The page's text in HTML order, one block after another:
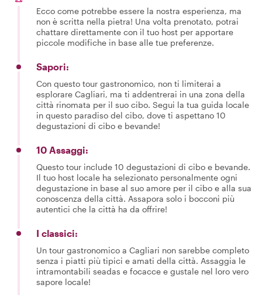
Ecco come potrebbe essere la nostra esperienza, ma
non è scritta nella pietra! Una volta prenotato, potrai
chattare direttamente con il tuo host per apportare
piccole modifiche in base alle tue preferenze.
Sapori:
Con questo tour gastronomico, non ti limiterai a
esplorare Cagliari, ma ti addentrerai in una zona della
città rinomata per il suo cibo. Segui la tua guida locale
in questo paradiso del cibo, dove ti aspettano 10
degustazioni di cibo e bevande!
10 Assaggi:
Questo tour include 10 degustazioni di cibo e bevande.
Il tuo host locale ha selezionato personalmente ogni
degustazione in base al suo amore per il cibo e alla sua
conoscenza della città. Assapora solo i bocconi più
autentici che la città ha da offrire!
I classici:
Un tour gastronomico a Cagliari non sarebbe completo
senza i piatti più tipici e amati della città. Assaggia le
intramontabili seadas e focacce e gustale nel loro vero
sapore locale!